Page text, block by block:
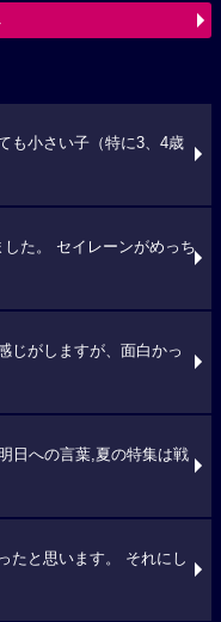
も小さい子（特に3、4歳
た。 セイレーンがめっち
じがしますが、面白かっ
日への言葉,夏の特集は戦
たと思います。 それにし